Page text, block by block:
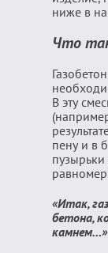
ниже в
Что
В эту
пену и в
«Итак,
бетона,
камнем…»